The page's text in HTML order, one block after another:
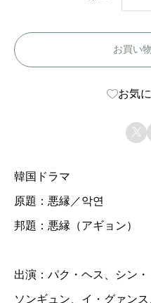
お買い
お気

韓国ドラマ
原題：悪縁／악연
邦題：悪縁（アギョン）
出演：パク・ヘス、シン
ソンギュン、イ・グァン